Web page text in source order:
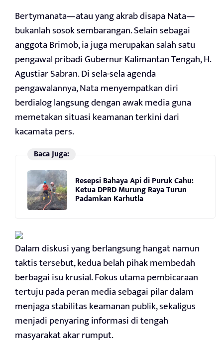
Bertymanata—atau yang akrab disapa Nata—
bukanlah sosok sembarangan. Selain sebagai
anggota Brimob, ia juga merupakan salah satu
pengawal pribadi Gubernur Kalimantan Tengah, H.
Agustiar Sabran. Di sela-sela agenda
pengawalannya, Nata menyempatkan diri
berdialog langsung dengan awak media guna
memetakan situasi keamanan terkini dari
kacamata pers.
Baca Juga:
Resepsi Bahaya Api di Puruk Cahu:
Ketua DPRD Murung Raya Turun
Padamkan Karhutla
Dalam diskusi yang berlangsung hangat namun
taktis tersebut, kedua belah pihak membedah
berbagai isu krusial. Fokus utama pembicaraan
tertuju pada peran media sebagai pilar dalam
menjaga stabilitas keamanan publik, sekaligus
menjadi penyaring informasi di tengah
masyarakat akar rumput.